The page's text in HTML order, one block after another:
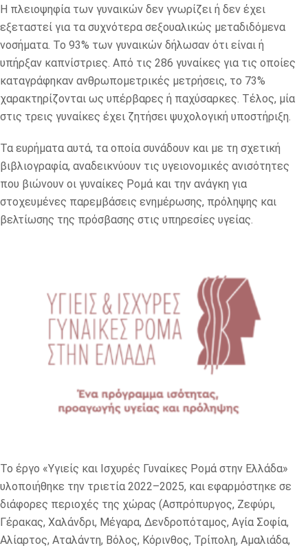
Η πλειοψηφία των γυναικών δεν γνωρίζει ή δεν έχει
εξεταστεί για τα συχνότερα σεξουαλικώς μεταδιδόμενα
νοσήματα. Το 93% των γυναικών δήλωσαν ότι είναι ή
υπήρξαν καπνίστριες. Από τις 286 γυναίκες για τις οποίες
καταγράφηκαν ανθρωπομετρικές μετρήσεις, το 73%
χαρακτηρίζονται ως υπέρβαρες ή παχύσαρκες. Τέλος, μία
στις τρεις γυναίκες έχει ζητήσει ψυχολογική υποστήριξη.
Τα ευρήματα αυτά, τα οποία συνάδουν και με τη σχετική
βιβλιογραφία, αναδεικνύουν τις υγειονομικές ανισότητες
που βιώνουν οι γυναίκες Ρομά και την ανάγκη για
στοχευμένες παρεμβάσεις ενημέρωσης, πρόληψης και
βελτίωσης της πρόσβασης στις υπηρεσίες υγείας.
Το έργο «Υγιείς και Ισχυρές Γυναίκες Ρομά στην Ελλάδα»
υλοποιήθηκε την τριετία 2022–2025, και εφαρμόστηκε σε
διάφορες περιοχές της χώρας (Ασπρόπυργος, Ζεφύρι,
Γέρακας, Χαλάνδρι, Μέγαρα, Δενδροπόταμος, Αγία Σοφία,
Αλίαρτος, Αταλάντη, Βόλος, Κόρινθος, Τρίπολη, Αμαλιάδα,